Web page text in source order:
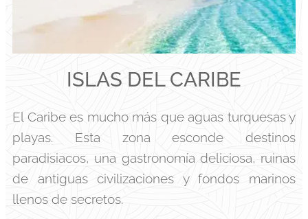
ISLAS DEL CARIBE
El Caribe es mucho más que aguas turquesas y
playas. Esta zona esconde destinos
paradisiacos, una gastronomía deliciosa, ruinas
de antiguas civilizaciones y fondos marinos
llenos de secretos.